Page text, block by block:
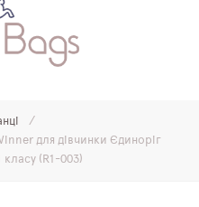
для дівчинки Єдиноріг
(R1-003)